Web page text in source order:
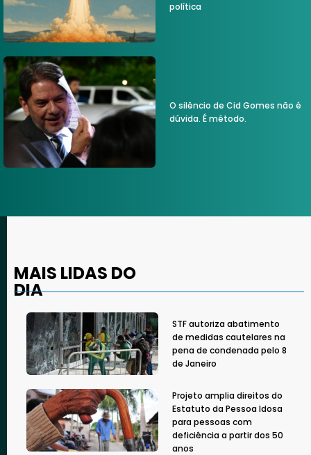
política
O silêncio de Cid Gomes não é
dúvida. É método.
MAIS LIDAS DO
DIA
STF autoriza abatimento
de medidas cautelares na
pena de condenada pelo 8
de Janeiro
Projeto amplia direitos do
Estatuto da Pessoa Idosa
para pessoas com
deficiência a partir dos 50
anos